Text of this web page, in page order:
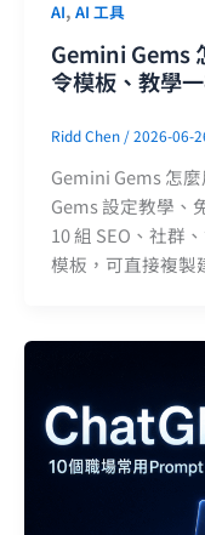
AI, AI 工具
Gemini Gems
令模板、教學
Ridd Chen /2026-06-
Gemini Gems 怎
Gems 設定教學、
10 組 SEO、社群
模板，可直接複製